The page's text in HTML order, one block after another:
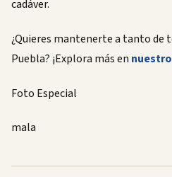
cadáver.
¿Quieres mantenerte a tanto de
Puebla? ¡Explora más en
Foto Especial
mala